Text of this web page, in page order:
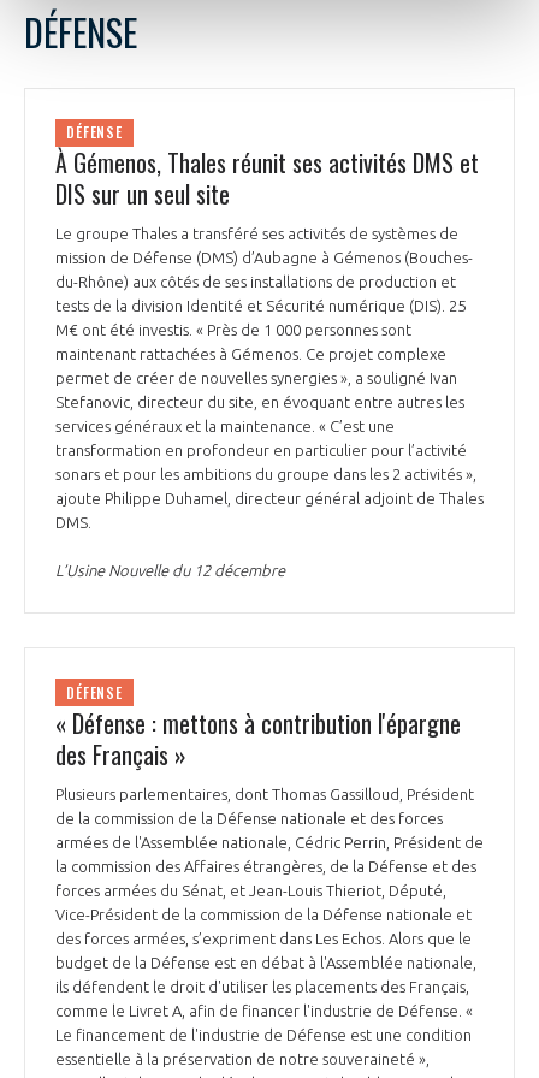
DÉFENSE
DÉFENSE
À Gémenos, Thales réunit ses activités DMS et
DIS sur un seul site
Le groupe Thales a transféré ses activités de systèmes de
mission de Défense (DMS) d’Aubagne à Gémenos (Bouches-
du-Rhône) aux côtés de ses installations de production et
tests de la division Identité et Sécurité numérique (DIS). 25
M€ ont été investis. « Près de 1 000 personnes sont
maintenant rattachées à Gémenos. Ce projet complexe
permet de créer de nouvelles synergies », a souligné Ivan
Stefanovic, directeur du site, en évoquant entre autres les
services généraux et la maintenance. « C’est une
transformation en profondeur en particulier pour l’activité
sonars et pour les ambitions du groupe dans les 2 activités »,
ajoute Philippe Duhamel, directeur général adjoint de Thales
DMS.
L’Usine Nouvelle du 12 décembre
DÉFENSE
« Défense : mettons à contribution l'épargne
des Français »
Plusieurs parlementaires, dont Thomas Gassilloud, Président
de la commission de la Défense nationale et des forces
armées de l'Assemblée nationale, Cédric Perrin, Président de
la commission des Affaires étrangères, de la Défense et des
forces armées du Sénat, et Jean-Louis Thieriot, Député,
Vice-Président de la commission de la Défense nationale et
des forces armées, s’expriment dans Les Echos. Alors que le
budget de la Défense est en débat à l'Assemblée nationale,
ils défendent le droit d'utiliser les placements des Français,
comme le Livret A, afin de financer l'industrie de Défense. «
Le financement de l'industrie de Défense est une condition
essentielle à la préservation de notre souveraineté »,